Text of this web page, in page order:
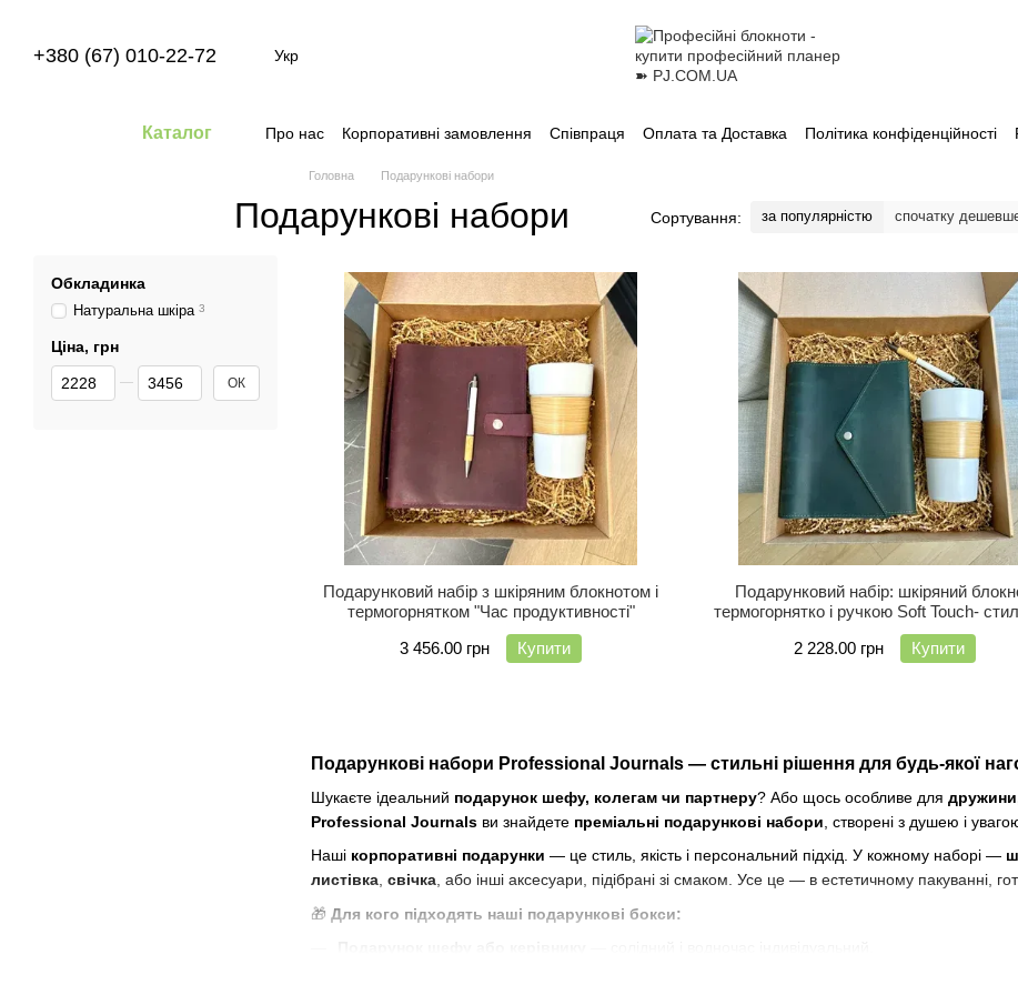
+380 (67) 010-22-72 Укр
Каталог Про нас Корпоративні замовлення Співпраця Оплата та Доставка Політика конфіденційності
Головна Подарункові набори
Подарункові набори Сортування: за популярністю спочатку
Подарункові набори Professional Journals — стильні рішення для будь-якої
Шукаєте ідеальний подарунок шефу, колегам чи партнеру? Або щось особливе для
Professional Journals ви знайдете преміальні подарункові набори , створені з душею і
Наші корпоративні подарунки — це стиль, якість і персональний підхід. У кожному наборі —
листівка, свічка, або інші аксесуари, підібрані зі смаком. Усе це — в естетичному пакуванні,
🎁 Для кого підходять наші подарункові бокси:
Подарунковий набір з шкіряним блокнотом і
термогорнятком "Час продуктивності"
3 456.00 грн
Купити
Подарунковий набір: шкіряний
термогорнятко і ручкою Soft Touch-
подарунок
2 228.00 грн
Купити
Обкладинка
Натуральна шкіра 3
Ціна, грн
Від Ціна, грн
До Ціна, грн ОК